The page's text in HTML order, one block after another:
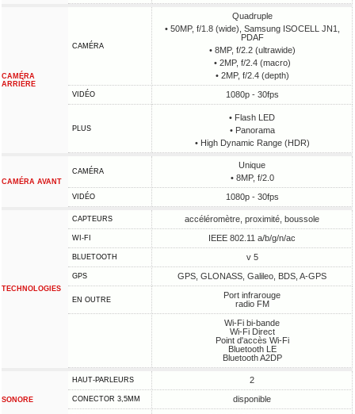
CAMÉRA
ARRIÈRE
CAMÉRA
Quadruple
• 50MP, f/1.8 (wide), Samsung ISOCELL JN1,
PDAF
• 8MP, f/2.2 (ultrawide)
• 2MP, f/2.4 (macro)
• 2MP, f/2.4 (depth)
VIDÉO 1080p - 30fps
PLUS
• Flash LED
• Panorama
• High Dynamic Range (HDR)
CAMÉRA AVANT
CAMÉRA
Unique
• 8MP, f/2.0
VIDÉO 1080p - 30fps
TECHNOLOGIES
CAPTEURS accéléromètre, proximité, boussole
WI-FI IEEE 802.11 a/b/g/n/ac
BLUETOOTH v 5
GPS GPS, GLONASS, Galileo, BDS, A-GPS
EN OUTRE
Port infrarouge
radio FM
Wi-Fi bi-bande
Wi-Fi Direct
Point d'accès Wi-Fi
Bluetooth LE
Bluetooth A2DP
SONORE
HAUT-PARLEURS 2
CONECTOR 3,5MM disponible